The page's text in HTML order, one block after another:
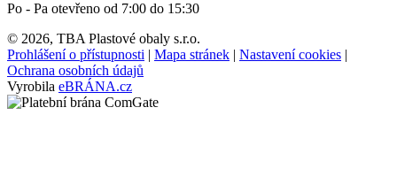
Po - Pa otevřeno od 7:00 do 15:30
© 2026, TBA Plastové obaly s.r.o.
Prohlášení o přístupnosti | Mapa stránek | Nastavení cookies |
Ochrana osobních údajů
Vyrobila eBRÁNA.cz